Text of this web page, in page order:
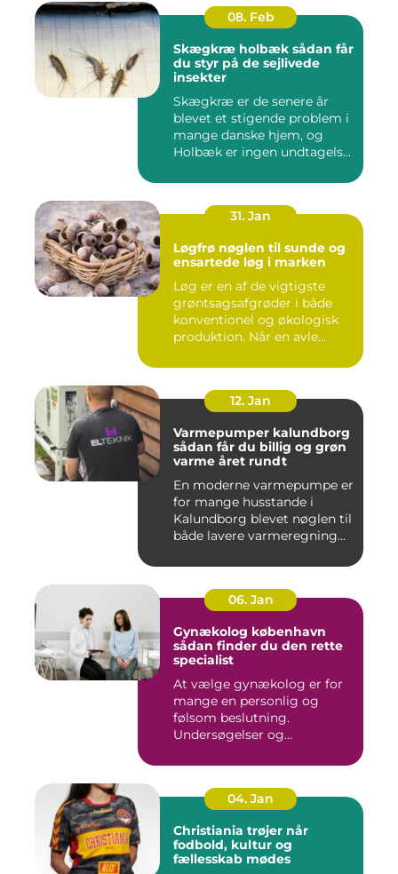
08. Feb
Skægkræ holbæk sådan får
du styr på de sejlivede
insekter
Skægkræ er de senere år
blevet et stigende problem i
mange danske hjem, og
Holbæk er ingen undtagels...
31. Jan
Løgfrø nøglen til sunde og
ensartede løg i marken
Løg er en af de vigtigste
grøntsagsafgrøder i både
konventionel og økologisk
produktion. Når en avle...
12. Jan
Varmepumper kalundborg
sådan får du billig og grøn
varme året rundt
En moderne varmepumpe er
for mange husstande i
Kalundborg blevet nøglen til
både lavere varmeregning...
06. Jan
Gynækolog københavn
sådan finder du den rette
specialist
At vælge gynækolog er for
mange en personlig og
følsom beslutning.
Undersøgelser og
04. Jan
Christiania trøjer når
fodbold, kultur og
fællesskab mødes